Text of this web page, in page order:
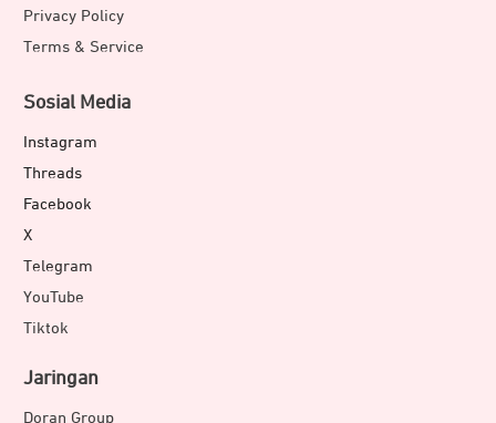
Privacy Policy
Terms & Service
Sosial Media
Instagram
Threads
Facebook
X
Telegram
YouTube
Tiktok
Jaringan
Doran Group